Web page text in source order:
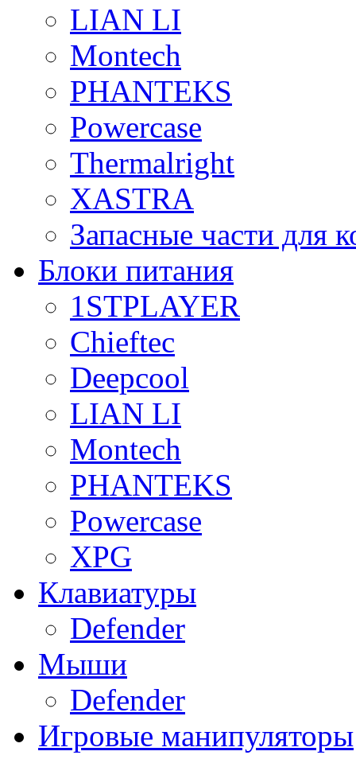
LIAN LI
Montech
PHANTEKS
Powercase
Thermalright
XASTRA
Запасные части для
Блоки питания
1STPLAYER
Chieftec
Deepcool
LIAN LI
Montech
PHANTEKS
Powercase
XPG
Клавиатуры
Defender
Мыши
Defender
Игровые манипуляторы